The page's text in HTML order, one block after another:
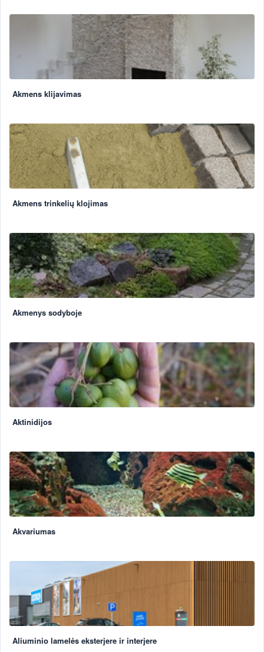
Akmens klijavimas
Akmens trinkelių klojimas
Akmenys sodyboje
Aktinidijos
Akvariumas
Aliuminio lamelės eksterjere ir interjere